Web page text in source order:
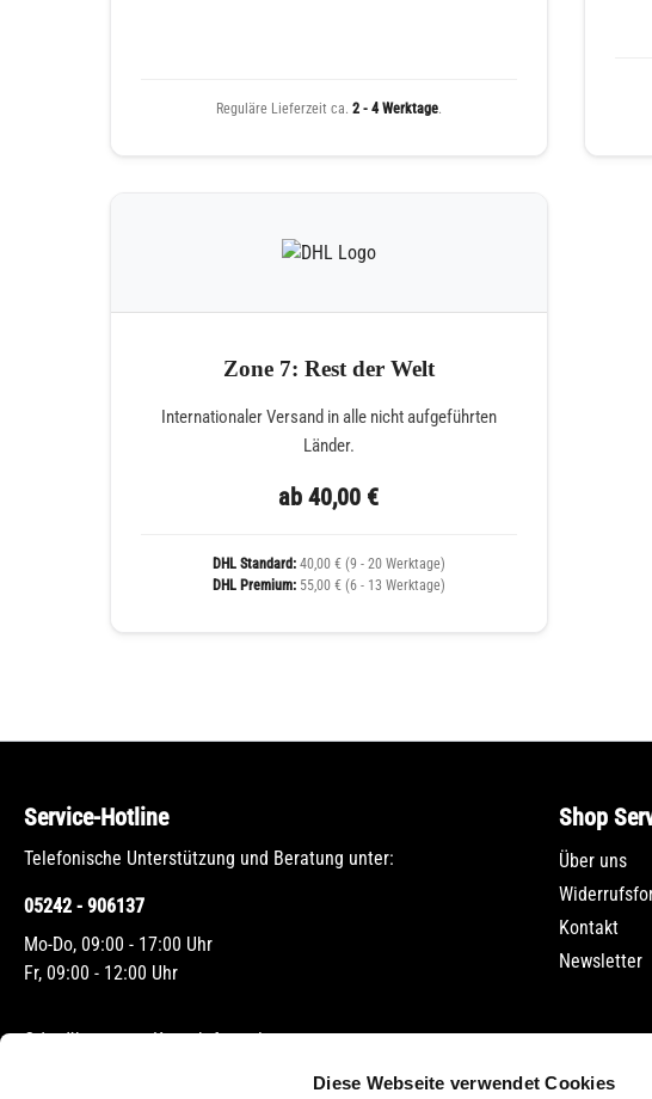
Diese Webseite verwendet Cookies
Reguläre Lieferzeit ca. 2 - 4 Werktage.
Zone 7: Rest der Welt
Internationaler Versand in alle nicht aufgeführten
Länder.
ab 40,00 €
DHL Standard:40,00 € (9 - 20 Werktage)
DHL Premium:55,00 € (6 - 13 Werktage)
Service-Hotline
Telefonische Unterstützung und Beratung unter:
05242 - 906137
Mo-Do, 09:00 - 17:00 Uhr
Fr, 09:00 - 12:00 Uhr
Oder über unserKontaktformular.
Shop
Über uns
Kontakt
Newsletter